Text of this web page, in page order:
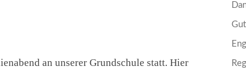
an unserer Grundschule statt. Hier